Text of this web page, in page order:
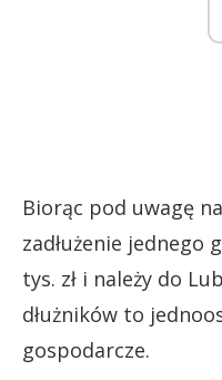
Biorąc pod uwagę
zadłużenie jednego
tys. zł i należy do
dłużników to
gospodarcze.